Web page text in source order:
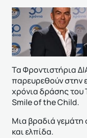
Τα Φροντιστήρια
παρευρεθούν στην
χρόνια δράσης του
Smile of the Child.
Μια βραδιά γεμάτη
και ελπίδα.